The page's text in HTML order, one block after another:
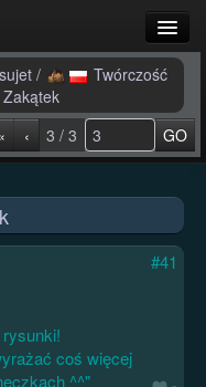
/
Twórczość
‹ 3 / 3 GO
#41
coś więcej
^^"